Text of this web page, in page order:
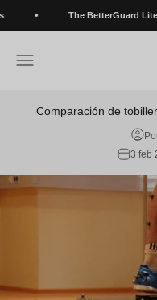
The BetterGuard Lite
Abrir menú de navegación
Comparación de
3 feb